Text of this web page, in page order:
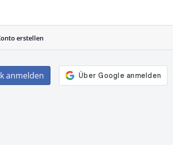
erstellen
anmelden